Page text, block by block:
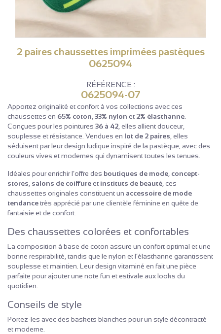
2 paires chaussettes imprimées pastèques
0625094
RÉFÉRENCE :
0625094-07
Apportez originalité et confort à vos collections avec ces
chaussettes en 65% coton 33% nylon et 2% élasthanne
Conçues pour les pointures 36 à 42 , elles allient douceur,
souplesse et résistance. Vendues en lot de 2 paires , elles
séduisent par leur design ludique inspiré de la pastèque, avec des
couleurs vives et modernes qui dynamisent toutes les tenues.
Idéales pour enrichir l’offre des boutiques de mode concept-
stores salons de coiffureet instituts de beauté , ces
chaussettes originales constituent un accessoire de mode
tendancetrès apprécié par une clientèle féminine en quête de
fantaisie et de confort.
Des chaussettes colorées et confortables
La composition à base de coton assure un confort optimal et une
bonne respirabilité, tandis que le nylon et l’élasthanne garantissent
souplesse et maintien. Leur design vitaminé en fait une pièce
parfaite pour ajouter une note fun et estivale aux looks du
quotidien.
Conseils de style
Portez-les avec des baskets blanches pour un style décontracté
et moderne.